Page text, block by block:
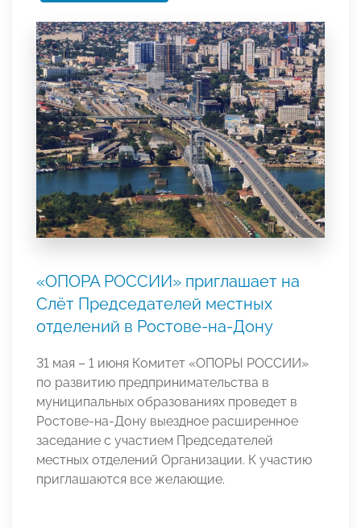
«ОПОРА РОССИИ» приглашает на
Слёт Председателей местных
отделений в Ростове-на-Дону
31 мая – 1 июня Комитет «ОПОРЫ РОССИИ»
по развитию предпринимательства в
муниципальных образованиях проведет в
Ростове-на-Дону выездное расширенное
заседание с участием Председателей
местных отделений Организации. К участию
приглашаются все желающие.